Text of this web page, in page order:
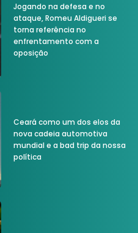
Jogando na defesa e no
ataque, Romeu Aldigueri se
torna referência no
enfrentamento com a
oposição
Ceará como um dos elos da
nova cadeia automotiva
mundial e a bad trip da nossa
política